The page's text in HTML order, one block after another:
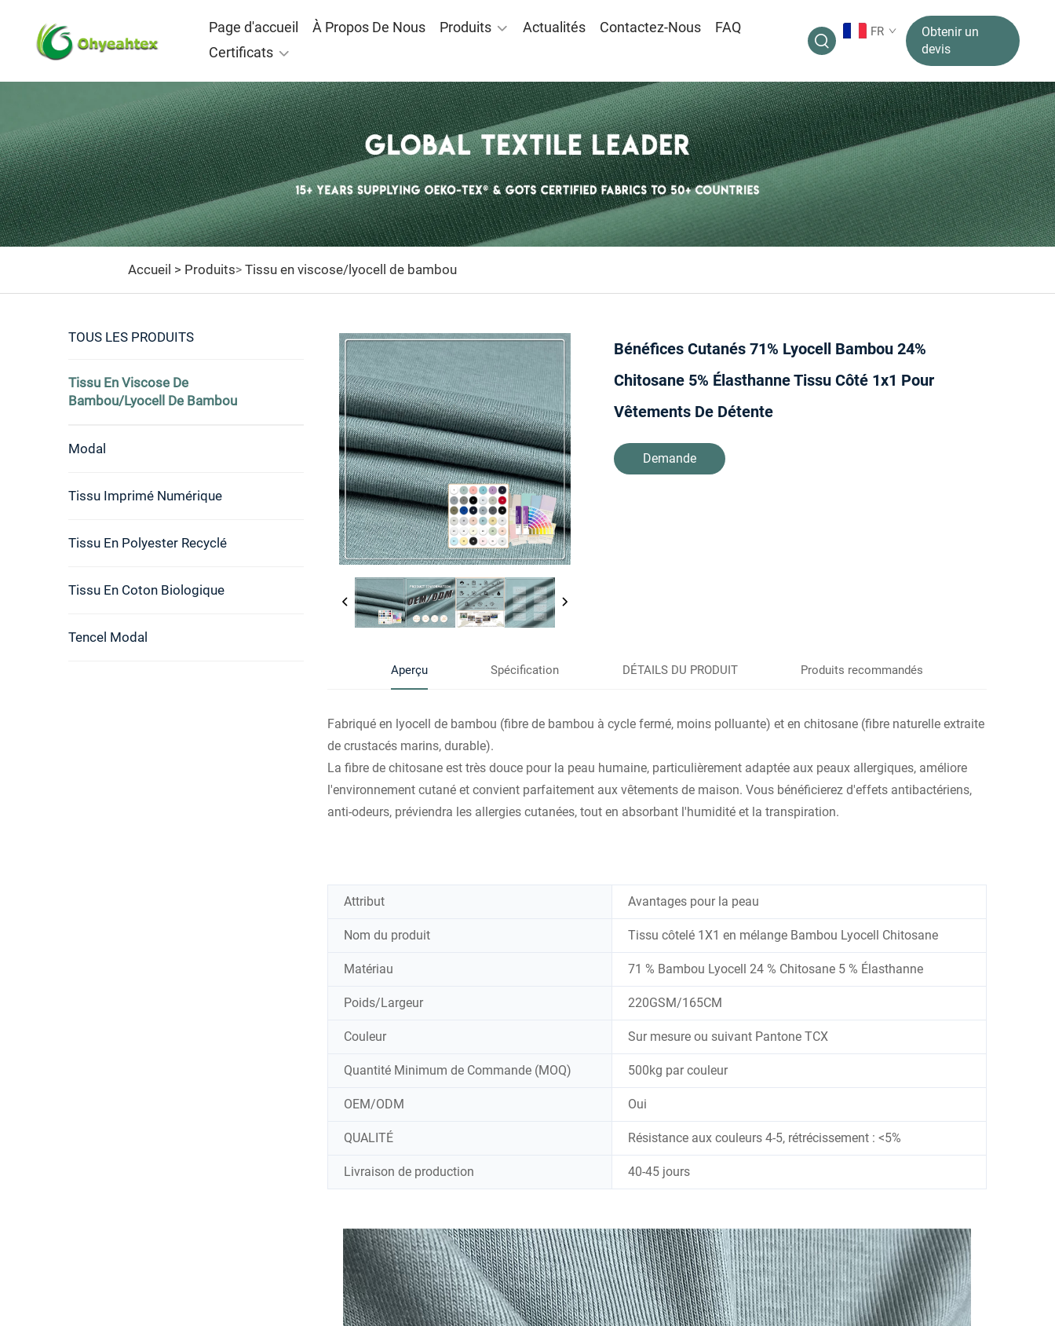
Page d'accueil À Propos De Nous Produits Actualités Contactez-Nous
FAQ
Certificats
FR
Obtenir un
devis
Accueil > Produits> Tissu en viscose/lyocell de bambou
TOUS LES PRODUITS
Tissu En Viscose De
Bambou/lyocell De Bambou
Modal
Tissu Imprimé Numérique
Tissu En Polyester Recyclé
Tissu En Coton Biologique
Tencel Modal
Bénéfices Cutanés 71% Lyocell Bambou 24%
Chitosane 5% Élasthanne Tissu Côté 1x1 Pour
Vêtements De Détente
Demande
Aperçu Spécification DÉTAILS DU PRODUIT Produits recommandés
Fabriqué en lyocell de bambou (fibre de bambou à cycle fermé, moins polluante) et en chitosane (fibre naturelle extraite
de crustacés marins, durable).
La fibre de chitosane est très douce pour la peau humaine, particulièrement adaptée aux peaux allergiques, améliore
l'environnement cutané et convient parfaitement aux vêtements de maison. Vous bénéficierez d'effets antibactériens,
anti-odeurs, préviendra les allergies cutanées, tout en absorbant l'humidité et la transpiration.
Attribut Avantages pour la peau
Nom du produit Tissu côtelé 1X1 en mélange Bambou Lyocell Chitosane
Matériau 71 % Bambou Lyocell 24 % Chitosane 5 % Élasthanne
Poids/Largeur 220GSM/165CM
Couleur Sur mesure ou suivant Pantone TCX
Quantité Minimum de Commande (MOQ) 500kg par couleur
OEM/ODM Oui
QUALITÉ Résistance aux couleurs 4-5, rétrécissement : <5%
Livraison de production 40-45 jours